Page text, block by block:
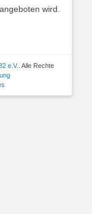
wird.
e.V. . Alle Rechte